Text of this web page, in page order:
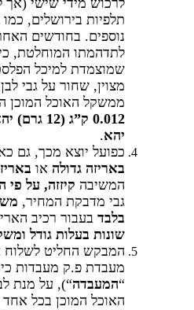
תלפיות בירושלים,
נוספים. בחודשים
לתדהמתו המוחלטת,
שמוצמדת למיכל
מצוין, שחור על גבי
ממשקל האוכל המוכן
0.012 ק”ג
יהא.
כפועל יוצא מכך, גם
באריזה גדולה או
המשיבה קיזזה, על פי
גבי מדבקת המחיר,
בלבד בעבור רכיב
שונות בעלות גודל
המבקש החליט לשלוח
מעבדת פ.ק מעבדות
“המעבדה“), על מנת
האוכל המוכן בכל